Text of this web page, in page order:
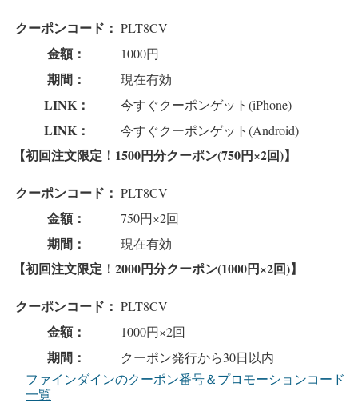
クーポンコード： PLT8CV
金額： 1000円
期間： 現在有効
LINK： 今すぐクーポンゲット(iPhone)
LINK： 今すぐクーポンゲット(Android)
【初回注文限定！1500円分クーポン(750円×2回)】
クーポンコード： PLT8CV
金額： 750円×2回
期間： 現在有効
【初回注文限定！2000円分クーポン(1000円×2回)】
クーポンコード： PLT8CV
金額： 1000円×2回
期間：
クーポン発行から30日以内
ファインダインのクーポン番号＆プロモーションコード
一覧